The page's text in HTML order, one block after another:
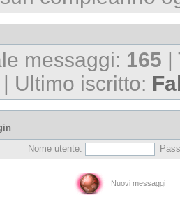
messaggi: 165 |
| Ultimo iscritto:
Nome utente:
Nuovi messaggi